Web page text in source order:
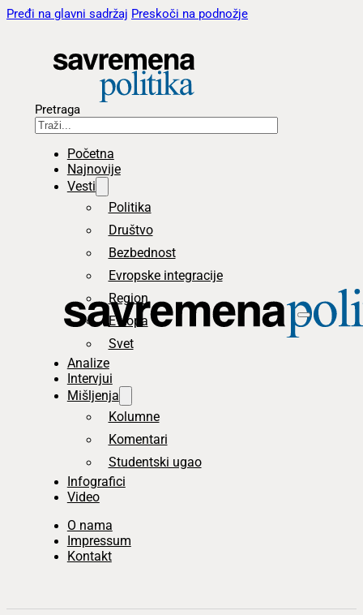
Pređi na glavni sadržaj Preskoči na podnožje
Pretraga
Početna
Najnovije
Vesti
Politika
Društvo
Bezbednost
Evropske integracije
Region
Evropa
Svet
Analize
Intervjui
Mišljenja
Kolumne
Komentari
Studentski ugao
Infografici
Video
O nama
Impressum
Kontakt